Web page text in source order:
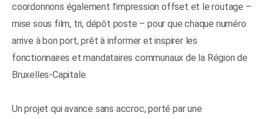
coordonnons également l’impression offset et le routage –
mise sous film, tri, dépôt poste – pour que chaque numéro
arrive à bon port, prêt à informer et inspirer les
fonctionnaires et mandataires communaux de la Région de
Bruxelles-Capitale.
Un projet qui avance sans accroc, porté par une